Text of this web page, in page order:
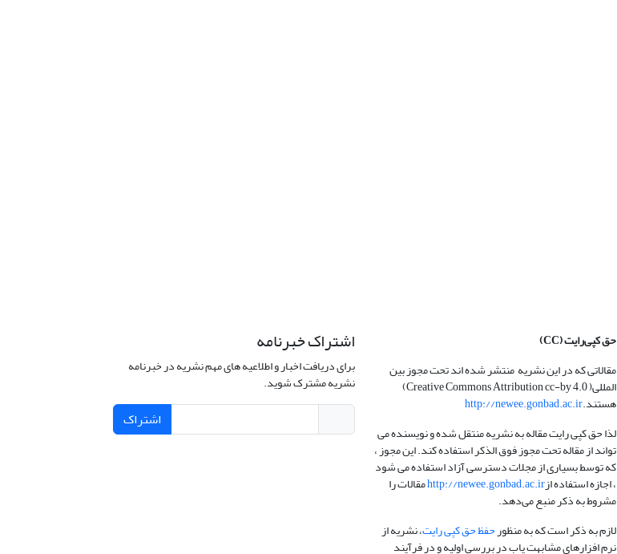
حق کپی‌رایت(CC)
مقالاتی که در این نشریه منتشر شده اند تحت مجوز بین
المللی( Creative Commons Attribution cc-by 4.0)
هستند.http://newee.gonbad.ac.ir
لذا حق کپی رایت مقاله به نشریه منتقل شده و نویسنده می
تواند از مقاله تحت مجوز فوق الذکر استفاده کند. این مجوز ،
که توسط بسیاری از مجلات دسترسی آزاد استفاده می شود
، اجازه استفاده ازhttp://newee.gonbad.ac.irمقالات را
مشروط به ذکر منبع می‌دهد.
لازم به ذکر است که به منظورحفظ حق کپی رایت، نشریه از
نرم افزارهای مشابهت یاب در بررسی اولیه و در فرآیند
اشتراک خبرنامه
برای دریافت اخبار و اطلاعیه های مهم نشریه در خبرنامه
نشریه مشترک شوید.
اشتراک